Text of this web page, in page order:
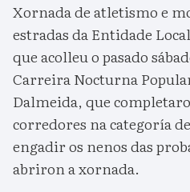
Xornada de atletismo e
estradas da Entidade
que acolleu o pasado
Carreira Nocturna
Dalmeida, que
corredores na categoría
engadir os nenos das
abriron a xornada.